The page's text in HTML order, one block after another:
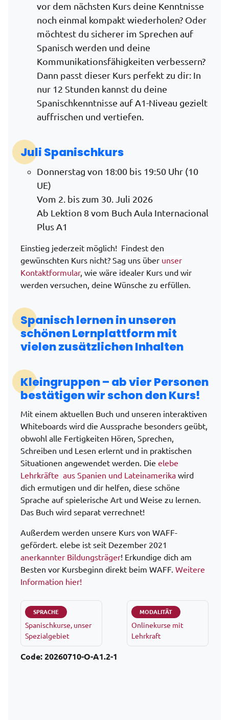
vor dem nächsten Kurs deine Kenntnisse
noch einmal kompakt wiederholen? Oder
möchtest du sicherer im Sprechen auf
Spanisch werden und deine
Kommunikationsfähigkeiten verbessern?
Dann passt dieser Kurs perfekt zu dir: In
nur 12 Stunden kannst du deine
Spanischkenntnisse auf A1-Niveau gezielt
auffrischen und vertiefen.
Juli Spanischkurs
Donnerstag von 18:00 bis 19:50 Uhr (10
UE)
Vom 2. bis zum 30. Juli 2026
Ab Lektion 8 vom Buch Aula Internacional
Plus A1
Einstieg jederzeit möglich! Findest den
gewünschten Kurs nicht? Sag uns über unser
Kontaktformular, wie wäre idealer Kurs und wir
werden versuchen, deine Wünsche zu erfüllen.
Spanisch lernen in unseren
schönen Lernplattform mit
vielen zusätzlichen Inhalten
Kleingruppen – ab vier Personen
bestätigen wir schon den Kurs!
Mit einem aktuellen Buch und unseren interaktiven
Whiteboards wird die Aussprache besonders geübt,
obwohl alle Fertigkeiten Hören, Sprechen,
Schreiben und Lesen erlernt und in praktischen
Situationen angewendet werden. Die elebe
Lehrkräfte aus Spanien und Lateinamerika wird
dich ermutigen und dir helfen, diese schöne
Sprache auf spielerische Art und Weise zu lernen.
Das Buch wird separat verrechnet!
Außerdem werden unsere Kurs von WAFF-
gefördert. elebe ist seit Dezember 2021
anerkannter Bildungsträger! Erkundige dich am
Besten vor Kursbeginn direkt beim WAFF. Weitere
Information hier!
SPRACHE
Spanischkurse, unser
Spezialgebiet
MODALITÄT
Onlinekurse mit
Lehrkraft
Code: 20260710-O-A1.2-1